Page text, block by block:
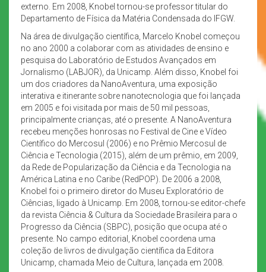
externo. Em 2008, Knobel tornou-se professor titular do
Departamento de Física da Matéria Condensada do IFGW.
Na área de divulgação científica, Marcelo Knobel começou
no ano 2000 a colaborar com as atividades de ensino e
pesquisa do Laboratório de Estudos Avançados em
Jornalismo (LABJOR), da Unicamp. Além disso, Knobel foi
um dos criadores da NanoAventura, uma exposição
interativa e itinerante sobre nanotecnologia que foi lançada
em 2005 e foi visitada por mais de 50 mil pessoas,
principalmente crianças, até o presente. A NanoAventura
recebeu menções honrosas no Festival de Cine e Vídeo
Científico do Mercosul (2006) e no Prêmio Mercosul de
Ciência e Tecnologia (2015), além de um prêmio, em 2009,
da Rede de Popularização da Ciência e da Tecnologia na
América Latina e no Caribe (RedPOP). De 2006 a 2008,
Knobel foi o primeiro diretor do Museu Exploratório de
Ciências, ligado à Unicamp. Em 2008, tornou-se editor-chefe
da revista Ciência & Cultura da Sociedade Brasileira para o
Progresso da Ciência (SBPC), posição que ocupa até o
presente. No campo editorial, Knobel coordena uma
coleção de livros de divulgação científica da Editora
Unicamp, chamada Meio de Cultura, lançada em 2008.